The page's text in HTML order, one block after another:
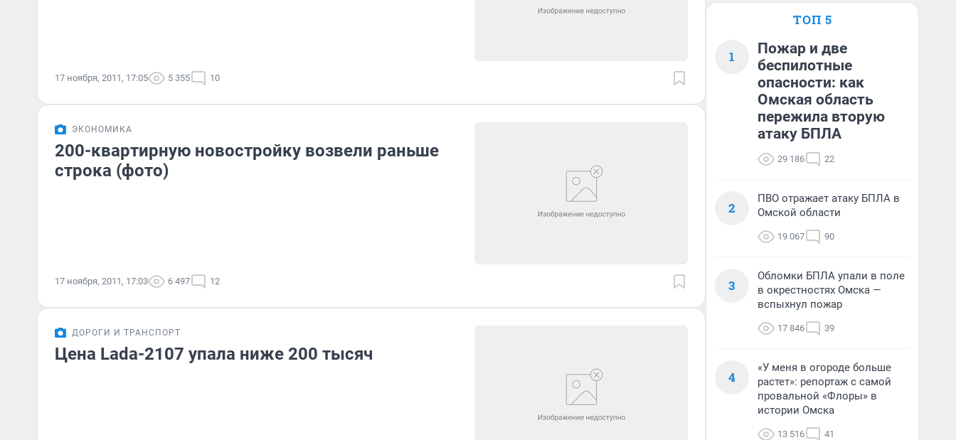
17 ноября, 2011, 17:05 5 355 10
ЭКОНОМИКА
200-квартирную новостройку возвели раньше
строка (фото)
17 ноября, 2011, 17:03 6 497 12
ДОРОГИ И ТРАНСПОРТ
Цена Lada-2107 упала ниже 200 тысяч
ТОП 5
1
Пожар и две
беспилотные
опасности: как
Омская область
пережила вторую
атаку БПЛА
29 186 22
2
ПВО отражает атаку БПЛА в
Омской области
19 067 90
3
Обломки БПЛА упали в поле
в окрестностях Омска —
вспыхнул пожар
17 846 39
4
«У меня в огороде больше
растет»: репортаж с самой
провальной «Флоры» в
истории Омска
13 516 41